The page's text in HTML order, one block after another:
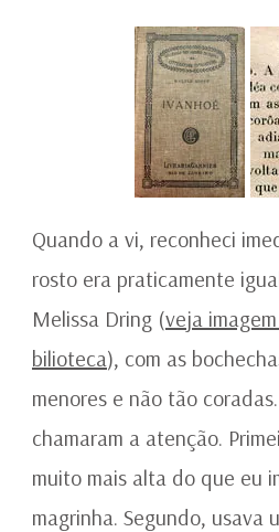
Quando a vi, reconheci
rosto era praticamente
Melissa Dring (veja
bilioteca), com as
menores e não tão
chamaram a atenção.
muito mais alta do que eu
magrinha. Segundo, usava